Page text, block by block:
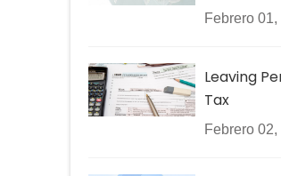
Febrero 01,
Leaving
Tax
Febrero 02,